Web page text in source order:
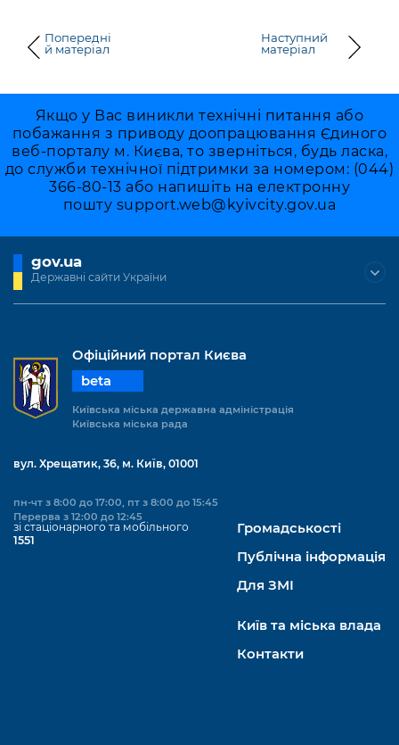
Попередні
й матеріал
Наступний
матеріал
Якщо у Вас виникли технічні питання або
побажання з приводу доопрацювання Єдиного
веб-порталу м. Києва, то зверніться, будь ласка,
до служби технічної підтримки за номером: (044)
366-80-13 або напишіть на електронну
пошту support.web@kyivcity.gov.ua
gov.ua
Державні сайти України
Офіційний портал Києва
beta
Київська міська державна адміністрація
Київська міська рада
вул. Хрещатик, 36, м. Київ, 01001
пн-чт з 8:00 до 17:00, пт з 8:00 до 15:45
Перерва з 12:00 до 12:45
зі стаціонарного та мобільного
1551
Громадськості
Публічна інформація
Для ЗМІ
Київ та міська влада
Контакти